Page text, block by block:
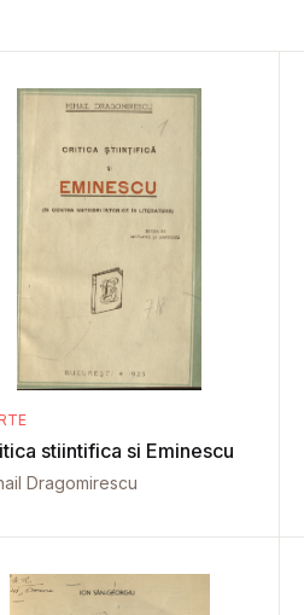
stiintifica si Eminescu
Dragomirescu